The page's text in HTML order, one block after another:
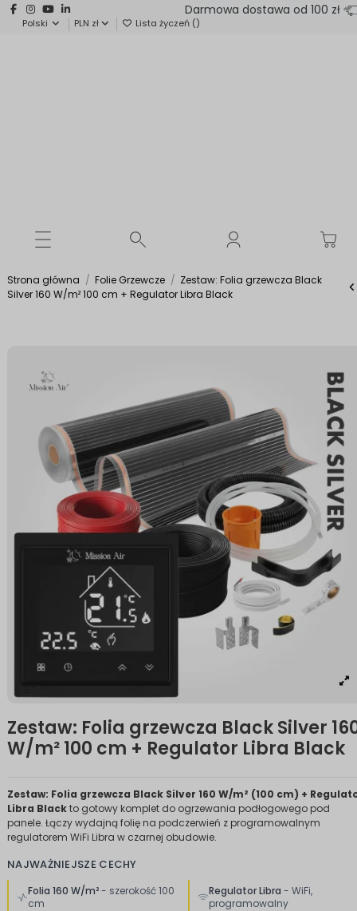
Darmowa dostawa od 100 zł
Polski PLN zł Lista życzeń ()
Strona główna Folie Grzewcze
Zestaw: Folia grzewcza Black
Silver 160 W/m² 100 cm + Regulator Libra Black
Zestaw: Folia grzewcza Black Silver
W/m² 100 cm + Regulator Libra Black
Zestaw: Folia grzewcza Black Silver 160 W/m² (100 cm) +
Libra Blackto gotowy komplet do ogrzewania podłogowego pod
panele. Łączy wydajną folię na podczerwień z programowalnym
regulatorem WiFi Libra w czarnej obudowie.
NAJWAŻNIEJSZE CECHY
Folia 160 W/m²- szerokość 100
cm
Regulator Libra - WiFi,
programowalny